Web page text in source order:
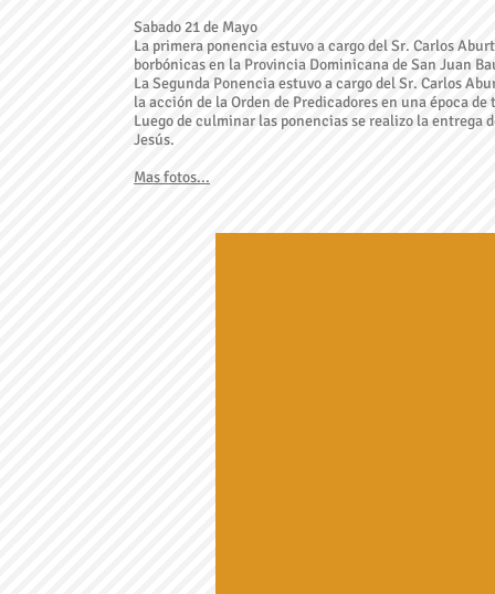
Sabado 21 de Mayo
La primera ponencia estuvo a cargo del Sr. Carlos
borbónicas en la Provincia Dominicana de San Juan
La Segunda Ponencia estuvo a cargo del Sr. Carlos
la acción de la Orden de Predicadores en una época
Luego de culminar las ponencias se realizo la entrega
Jesús.
Mas fotos...